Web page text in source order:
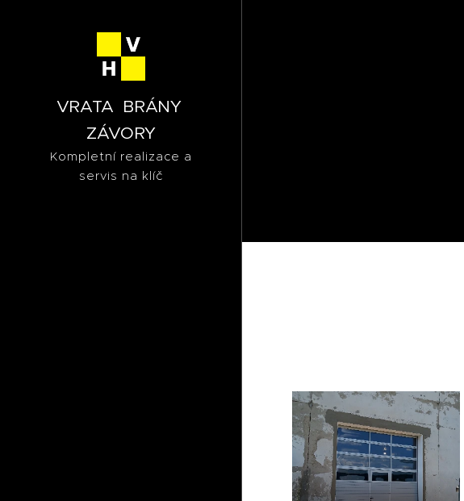
VRATA BRÁNY
ZÁVORY
Kompletní realizace a
servis na klíč